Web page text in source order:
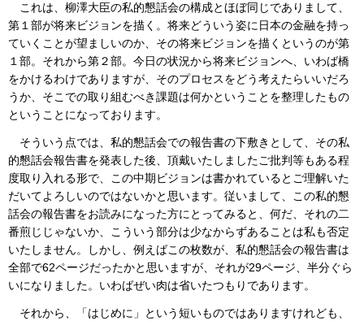
これは、柳澤大臣の私的懇話会の構成とほぼ同じでありまして、
第１部が将来ビジョンを描く。将来どういう姿に日本の金融を持っ
ていくことが望ましいのか、その将来ビジョンを描くというのが第
１部。それから第２部。今日の状況から将来ビジョンへ、いわば橋
をかけるわけでありますが、そのプロセスをどう考えたらいいだろ
うか、そこでの取り組むべき課題は何かということを整理したもの
ということになっております。
そういう点では、私的懇話会での報告書の下敷きとして、その私
的懇話会報告書を発表した後、頂戴いたしましたご批判等もある程
度取り入れる形で、この中期ビジョンは書かれているとご理解いた
だいてよろしいのではないかと思います。従いまして、この私的懇
話会の報告書をお読みになった方にとってみると、何だ、それの二
番煎じじゃないか、こういう部分は少なからずあることは私も否定
いたしません。しかし、例えばこの枚数が、私的懇話会の報告書は
全部で62ページだったかと思いますが、それが29ページ、半分ぐら
いになりました。いわばぜい肉は省いたつもりであります。
それから、「はじめに」という短いものではありますけれども、